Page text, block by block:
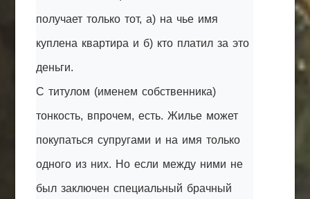
получает только тот, а) на чье имя
куплена квартира и б) кто платил за это
деньги.
С титулом (именем собственника)
тонкость, впрочем, есть. Жилье может
покупаться супругами и на имя только
одного из них. Но если между ними не
был заключен специальный брачный